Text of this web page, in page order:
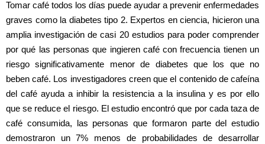
Tomar café todos los días puede ayudar a prevenir enfermedades
graves como la diabetes tipo 2. Expertos en ciencia, hicieron una
amplia investigación de casi 20 estudios para poder comprender
por qué las personas que ingieren café con frecuencia tienen un
riesgo significativamente menor de diabetes que los que no
beben café. Los investigadores creen que el contenido de cafeína
del café ayuda a inhibir la resistencia a la insulina y es por ello
que se reduce el riesgo. El estudio encontró que por cada taza de
café consumida, las personas que formaron parte del estudio
demostraron un 7% menos de probabilidades de desarrollar